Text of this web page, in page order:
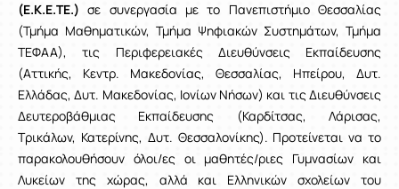
(Ε.Κ.Ε.ΤΕ.) σε συνεργασία με το Πανεπιστήμιο Θεσσαλίας
(Τμήμα Μαθηματικών, Τμήμα Ψηφιακών Συστημάτων, Τμήμα
ΤΕΦΑΑ), τις Περιφερειακές Διευθύνσεις Εκπαίδευσης
(Αττικής, Κεντρ. Μακεδονίας, Θεσσαλίας, Ηπείρου, Δυτ.
Ελλάδας, Δυτ. Μακεδονίας, Ιονίων Νήσων) και τις Διευθύνσεις
Δευτεροβάθμιας Εκπαίδευσης (Καρδίτσας, Λάρισας,
Τρικάλων, Κατερίνης, Δυτ. Θεσσαλονίκης). Προτείνεται να το
παρακολουθήσουν όλοι/ες οι μαθητές/ριες Γυμνασίων και
Λυκείων της χώρας, αλλά και Ελληνικών σχολείων του